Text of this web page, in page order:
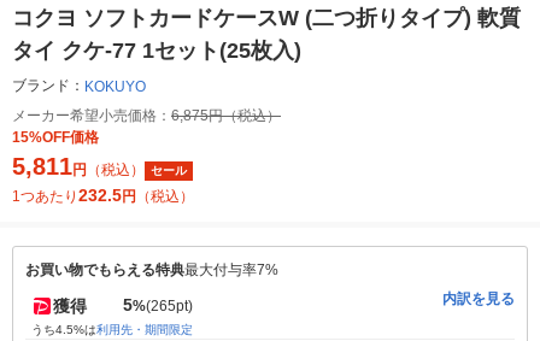
コクヨ ソフトカードケースW (二つ折りタイプ) 軟質
タイ クケ-77 1セット(25枚入)
ブランド： KOKUYO
メーカー希望小売価格： 6,875円（税込）
15%OFF価格
5,811円 （税込） セール
1つあたり 232.5円 （税込）
お買い物でもらえる特典最大付与率7%
獲得 5%(265pt)
うち4.5%は利用先・期間限定
内訳を見る